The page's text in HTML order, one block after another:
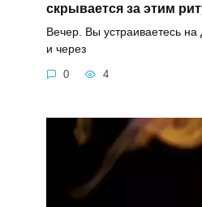
скрывается за этим
Вечер. Вы устраиваетесь на
и через
0 4